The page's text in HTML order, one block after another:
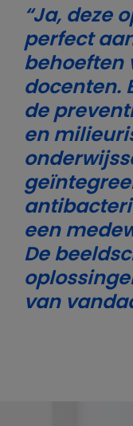
“Ja, deze
perfect
behoeften
docenten.
de
en
een
De
van